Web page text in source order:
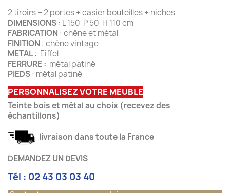
2 tiroirs + 2 portes + casier bouteilles + niches
DIMENSIONS: L 150 P 50 H 110 cm
FABRICATION : chêne et métal
FINITION : chêne vintage
METAL: Eiffel
FERRURE : métal patiné
PIEDS: métal patiné
PERSONNALISEZ VOTRE MEUBLE
Teinte bois et métal au choix (recevez des
échantillons)
livraison dans toute la France
DEMANDEZ UN DEVIS
Tél : 02 43 03 03 40